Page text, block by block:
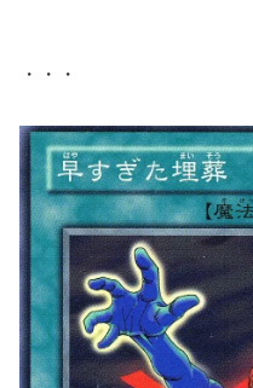
・・・